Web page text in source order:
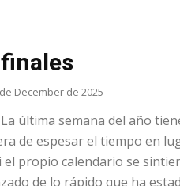
December de 2025
última semana del año
de espesar el tiempo en
el propio calendario se
de lo rápido que ha